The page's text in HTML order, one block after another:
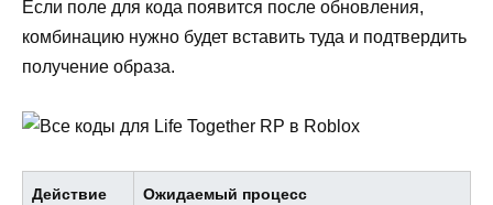
Если поле для кода появится после обновления,
комбинацию нужно будет вставить туда и подтвердить
получение образа.
Действие Ожидаемый процесс